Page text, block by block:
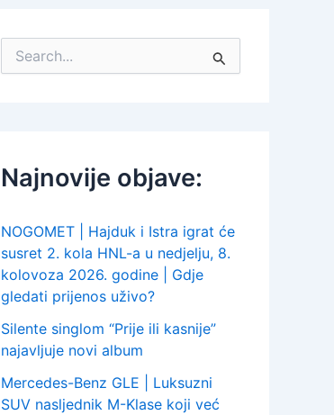
o
rNajnovije objave:
NOGOMET | Hajduk i Istra igrat će
susret 2. kola HNL-a u nedjelju, 8.
kolovoza 2026. godine | Gdje
gledati prijenos uživo?
Silente singlom “Prije ili kasnije”
najavljuje novi album
Mercedes-Benz GLE | Luksuzni
SUV nasljednik M-Klase koji već